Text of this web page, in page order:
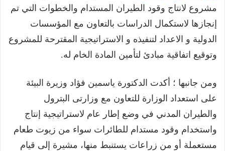
مشروع لانتاج وقود الطيران المستدام والخطوات التي تم
إنجازها لاستكمال الدراسات بالتعاون مع المؤسسات
الدولية و الاعداد لتنفيذه و الاستراتيجية المقترحة للمشروع
وتوقيع اتفاقية مبادئ لتأمين المادة الخام له.
ومن جانبها ؛ أكدت الدكتورة ياسمين فؤاد وزيرة البيئة
على استعداد الوزارة للتعاون مع وزارتى البترول
والطيران المدني في وضع إطار عام لاستراتيجية إنتاج
واستخدام وقود مستدام للطائرات سواء من زيوت طعام
مستعملة أو من زراعات يستنبط منها، مشيرة إلى قيام